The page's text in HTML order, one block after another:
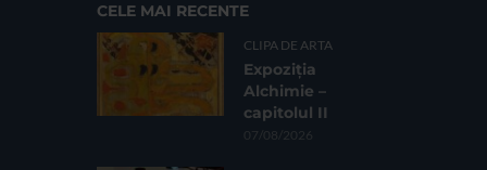
CELE MAI RECENTE
CLIPA DE ARTA
Expoziția
Alchimie –
capitolul II
07/08/2026